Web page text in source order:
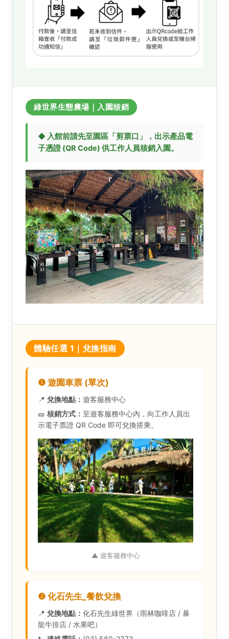
綠世界生態農場｜入園核銷
◆ 入館前請先至園區「剪票口」，出示產品電
子憑證 (QR Code) 供工作人員核銷入園。
體驗任選 1｜兌換指南
❶ 遊園車票 (單次)
📍 兌換地點： 遊客服務中心
🎫 核銷方式： 至遊客服務中心內，向工作人員出
示電子票證 QR Code 即可兌換搭乘。
▲ 遊客服務中心
❷ 化石先生_餐飲兌換
📍 兌換地點： 化石先生綠世界（雨林咖啡店 / 暴
龍牛排店 / 水果吧）